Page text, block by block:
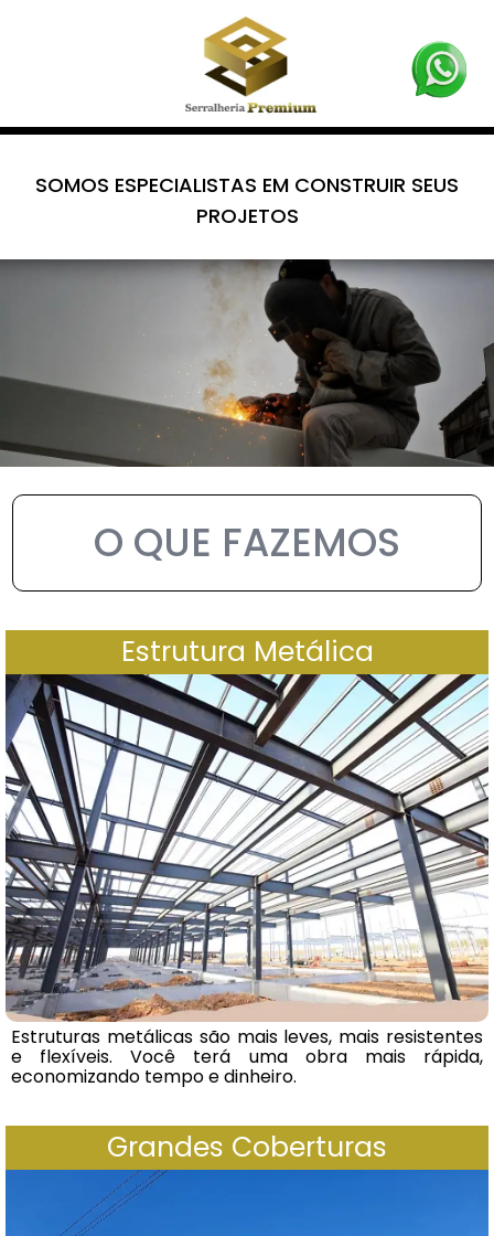
SOMOS ESPECIALISTAS EM CONSTRUIR SEUS
PROJETOS
O QUE FAZEMOS
Estrutura Metálica
Estruturas metálicas são mais leves, mais resistentes
e flexíveis. Você terá uma obra mais rápida,
economizando tempo e dinheiro.
Grandes Coberturas